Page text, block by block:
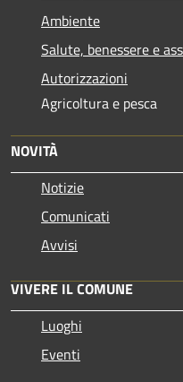
Ambiente
Salute, benessere e
Autorizzazioni
Agricoltura e pesca
NOVITÀ
Notizie
Comunicati
Avvisi
VIVERE IL COMUNE
Luoghi
Eventi